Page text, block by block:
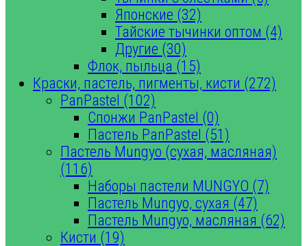
Японские (32)
Тайские тычинки оптом (4)
Другие (30)
Флок, пыльца (15)
Краски, пастель, пигменты, кисти (272)
PanPastel (102)
Спонжи PanPastel (0)
Пастель PanPastel (51)
Пастель Mungyo (сухая, масляная)
(116)
Наборы пастели MUNGYO (7)
Пастель Mungyo, сухая (47)
Пастель Mungyo, масляная (62)
Кисти (19)